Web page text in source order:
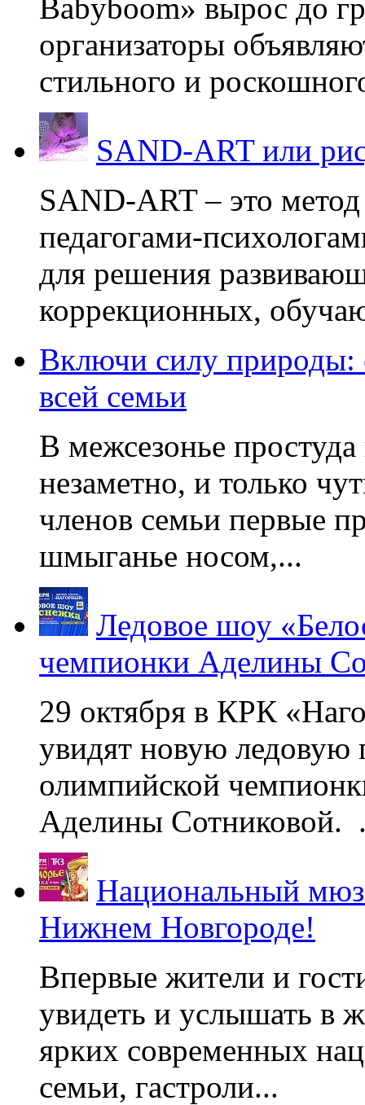
Babyboom» вырос до
организаторы
стильного и
SAND-ART или
SAND-ART – это
педагогами-
для решения
коррекционных,
Включи силу
всей семьи
В межсезонье
незаметно, и только
членов семьи первые
шмыганье носом,...
Ледовое шоу
чемпионки Аделины
29 октября в КРК
увидят новую ледовую
олимпийской
Аделины Сотниковой.
Национальный
Нижнем Новгороде!
Впервые жители и
увидеть и услышать в
ярких современных
семьи, гастроли...